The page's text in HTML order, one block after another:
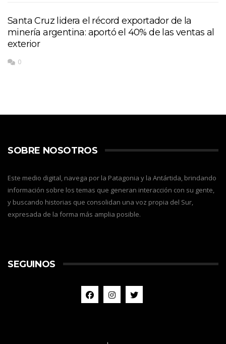
Santa Cruz lidera el récord exportador de la
minería argentina: aportó el 40% de las ventas al
exterior
0
SOBRE NOSOTROS
Este medio digital, navega por la Patagonia y la Antártida, brindando
información sobre los temas que generan interacción con su gente,
y buscando historias que consolidan una voz propia del Sur,
expresada de la forma más amplia posible.
SEGUINOS